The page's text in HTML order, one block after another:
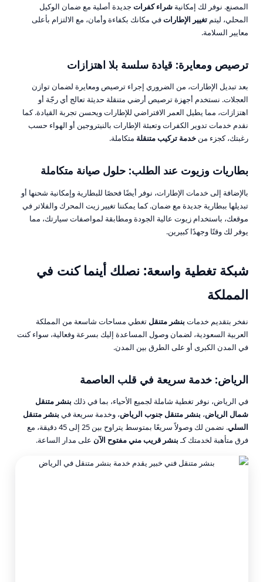
المصنع. نوفر لك إمكانيةشراء كفرات جديدة أصلية مع ضمان الوكيل
المحلي، ليتمتغيير الإطاراتفي مكانك بكفاءة وأمان، مع الالتزام بأعلى
معايير السلامة.
ترصيص ومعايرة: قيادة سلسة بلا اهتزازات
بعد تبديل الإطارات، من الضروري إجراء ترصيص ومعايرة لضمان توازن
العجلات. نستخدم أجهزة ترصيص أرضي متنقلة حديثة تعالج أي رجّة أو
اهتزازات، مما يطيل العمر الافتراضي للإطارات ويحسن تجربة القيادة. كما
نقدم خدمات تدوير الكفرات وتعبئة الإطارات بالنيتروجين أو الهواء حسب
رغبتك، كجزء منخدمة تركيب متنقلة متكاملة.
بطاريات وزيوت عند الطلب: حلول صيانة متكاملة
بالإضافة إلى خدمات الإطارات، نوفر أيضًا فحصًا للبطارية وإمكانية شحنها أو
تبديلها ببطارية جديدة مع ضمان. كما يمكننا تغيير زيت المحرك والفلاتر في
موقعك، باستخدام زيوت عالية الجودة ومطابقة لمواصفات سيارتك، مما
يوفر لك وقتًا وجهدًا كبيرين.
شبكة تغطية واسعة: نصلك أينما كنت في
المملكة
نفخر بتقديم خدمات بنشر متنقل تغطي مساحات شاسعة من المملكة
العربية السعودية، لضمان وصول المساعدة إليك بسرعة وفعالية، سواء كنت
في المدن الكبرى أو على الطرق بين المدن.
الرياض: خدمة سريعة في قلب العاصمة
في الرياض، نوفر تغطية شاملة لجميع الأحياء، بما في ذلك بنشر متنقل
شمال الرياض، بنشر متنقل جنوب الرياض، وخدمة سريعة في بنشر متنقل
السلي
. نضمن لك وصولاً سريعًا بمتوسط يتراوح بين 25 إلى 45 دقيقة، مع
فرق متأهبة لخدمتك كـبنشر قريب مني مفتوح الآن على مدار الساعة.